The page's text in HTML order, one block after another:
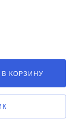
В КОРЗИНУ